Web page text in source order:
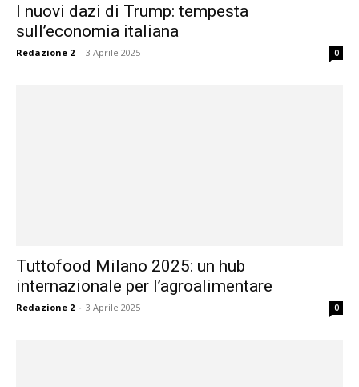
I nuovi dazi di Trump: tempesta
sull’economia italiana
Redazione 2 - 3 Aprile 2025 0
Tuttofood Milano 2025: un hub
internazionale per l’agroalimentare
Redazione 2 - 3 Aprile 2025 0